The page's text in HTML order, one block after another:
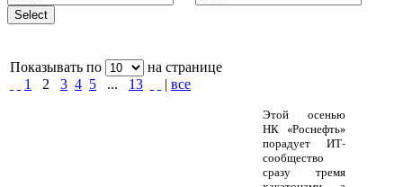
Показывать по
на странице
1
2 3 4 5 ... 13 | все
Этой осенью
НК «Роснефть»
порадует ИТ-
сообщество
сразу тремя